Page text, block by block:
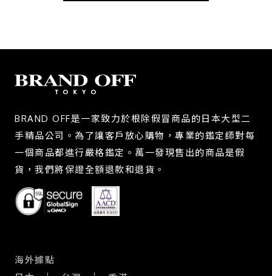
BRAND OFF是一家致力於根除假冒商品的日本大型二
手精品公司。為了讓客戶放心購物，專業的鑑定師對每
一個商品都進行嚴格鑑定。萬一發現售出的商品是假
貨，我們將保證全額退款和退貨。
海外據點